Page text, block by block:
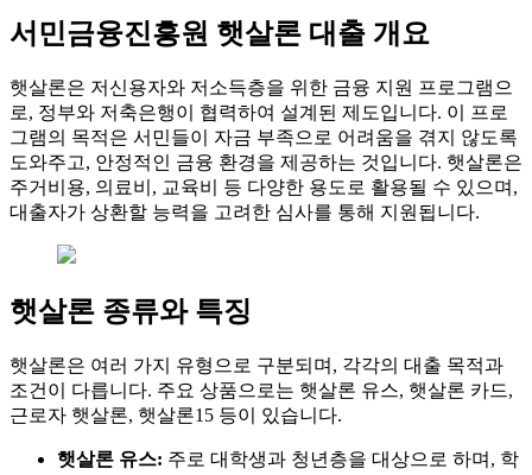
서민금융진흥원 햇살론 대출 개요
햇살론은 저신용자와 저소득층을 위한 금융 지원 프로그램으
로, 정부와 저축은행이 협력하여 설계된 제도입니다. 이 프로
그램의 목적은 서민들이 자금 부족으로 어려움을 겪지 않도록
도와주고, 안정적인 금융 환경을 제공하는 것입니다. 햇살론은
주거비용, 의료비, 교육비 등 다양한 용도로 활용될 수 있으며,
대출자가 상환할 능력을 고려한 심사를 통해 지원됩니다.
햇살론 종류와 특징
햇살론은 여러 가지 유형으로 구분되며, 각각의 대출 목적과
조건이 다릅니다. 주요 상품으로는 햇살론 유스, 햇살론 카드,
근로자 햇살론, 햇살론15 등이 있습니다.
햇살론 유스: 주로 대학생과 청년층을 대상으로 하며, 학